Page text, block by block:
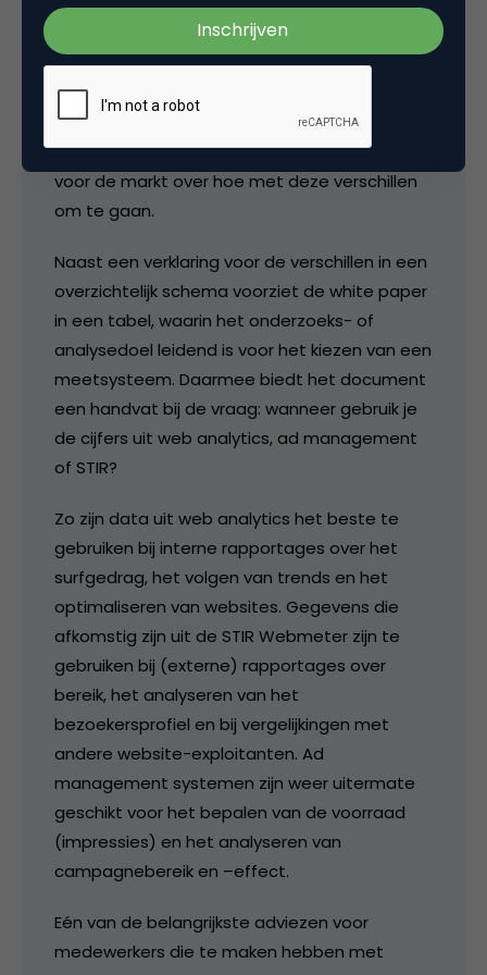
Paper “Waarom komen mijn bezoekers niet
overeen met mijn bezoekers?” worden de
verschillen tussen de meest gebruikte online
meetmethodieken (web analytics, ad
management statistieken en STIR) uitgebreid
beschreven, alsook aanbevelingen gedaan
voor de markt over hoe met deze verschillen
om te gaan.
Naast een verklaring voor de verschillen in een
overzichtelijk schema voorziet de white paper
in een tabel, waarin het onderzoeks- of
analysedoel leidend is voor het kiezen van een
meetsysteem. Daarmee biedt het document
een handvat bij de vraag: wanneer gebruik je
de cijfers uit web analytics, ad management
of STIR?
Zo zijn data uit web analytics het beste te
gebruiken bij interne rapportages over het
surfgedrag, het volgen van trends en het
optimaliseren van websites. Gegevens die
afkomstig zijn uit de STIR Webmeter zijn te
gebruiken bij (externe) rapportages over
bereik, het analyseren van het
bezoekersprofiel en bij vergelijkingen met
andere website-exploitanten. Ad
management systemen zijn weer uitermate
geschikt voor het bepalen van de voorraad
(impressies) en het analyseren van
campagnebereik en –effect.
Eén van de belangrijkste adviezen voor
medewerkers die te maken hebben met